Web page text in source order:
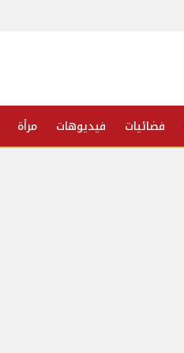
فضائيات فيديوهات مرأة